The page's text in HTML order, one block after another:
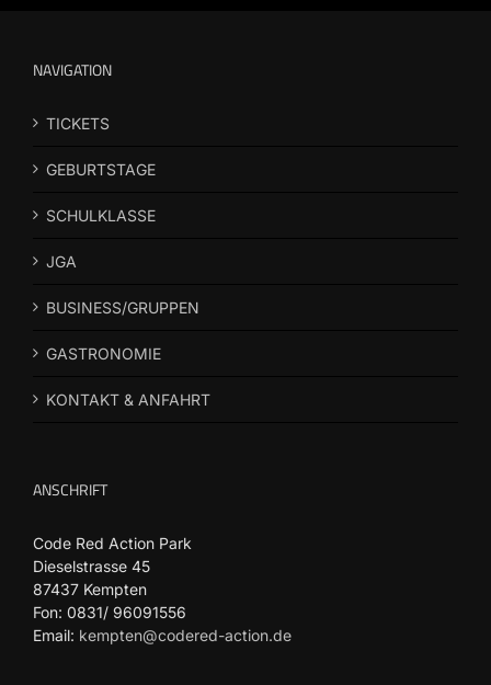
NAVIGATION
TICKETS
GEBURTSTAGE
SCHULKLASSE
JGA
BUSINESS/GRUPPEN
GASTRONOMIE
KONTAKT & ANFAHRT
ANSCHRIFT
Code Red Action Park
Dieselstrasse 45
87437 Kempten
Fon: 0831/ 96091556
Email: kempten@codered-action.de